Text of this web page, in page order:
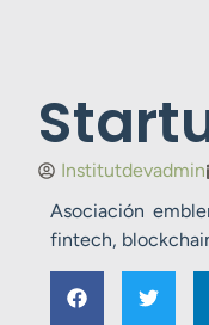
Institutdevadmin
Asociación
fintech,